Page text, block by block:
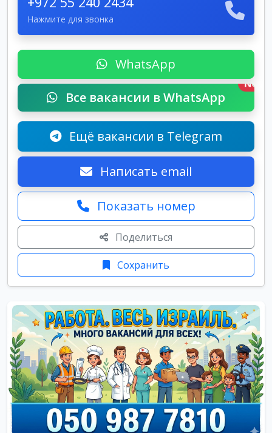
Нажмите для звонка
WhatsApp
Все вакансии в WhatsApp
New
Ещё вакансии в Telegram
Написать email
Показать номер
Поделиться
Сохранить